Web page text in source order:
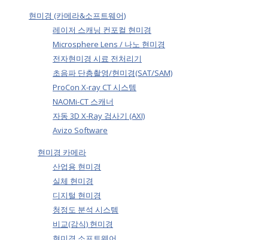
현미경 (카메라&소프트웨어)
레이저 스캐닝 컨포컬 현미경
Microsphere Lens / 나노 현미경
전자현미경 시료 전처리기
초음파 단층촬영/현미경(SAT/SAM)
ProCon X-ray CT 시스템
NAOMi-CT 스캐너
자동 3D X-Ray 검사기 (AXI)
Avizo Software
현미경 카메라
산업용 현미경
실체 현미경
디지털 현미경
청정도 분석 시스템
비교(감식) 현미경